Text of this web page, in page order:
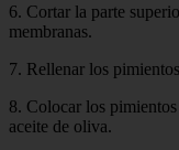
6. Cortar la parte
membranas.
7. Rellenar los
8. Colocar los
aceite de oliva.